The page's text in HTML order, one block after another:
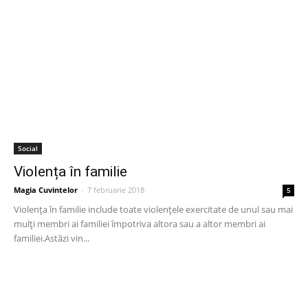
Social
Violența în familie
Magia Cuvintelor - 7 februarie 2018 5
Violența în familie include toate violențele exercitate de unul sau mai
mulți membri ai familiei împotriva altora sau a altor membri ai
familiei.Astăzi vin...